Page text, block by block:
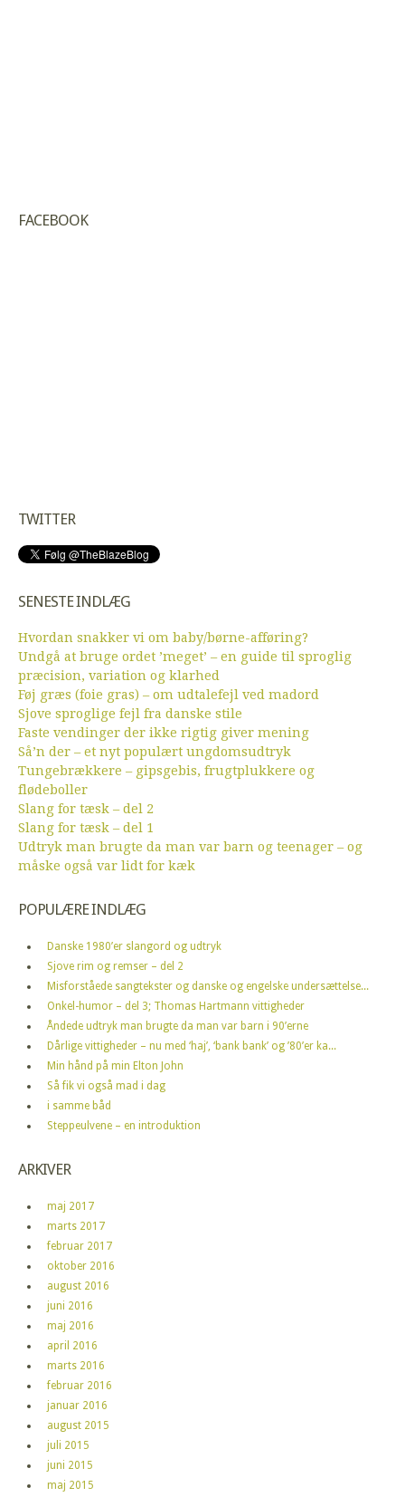
FACEBOOK
TWITTER
SENESTE INDLÆG
Hvordan snakker vi om baby/børne-afføring?
Undgå at bruge ordet ’meget’ – en guide til sproglig
præcision, variation og klarhed
Føj græs (foie gras) – om udtalefejl ved madord
Sjove sproglige fejl fra danske stile
Faste vendinger der ikke rigtig giver mening
Så’n der – et nyt populært ungdomsudtryk
Tungebrækkere – gipsgebis, frugtplukkere og
flødeboller
Slang for tæsk – del 2
Slang for tæsk – del 1
Udtryk man brugte da man var barn og teenager – og
måske også var lidt for kæk
POPULÆRE INDLÆG
Danske 1980’er slangord og udtryk
Sjove rim og remser – del 2
Misforståede sangtekster og danske og engelske undersættelse...
Onkel-humor – del 3; Thomas Hartmann vittigheder
Åndede udtryk man brugte da man var barn i 90’erne
Dårlige vittigheder – nu med ‘haj’, ‘bank bank’ og ’80’er ka...
Min hånd på min Elton John
Så fik vi også mad i dag
i samme båd
Steppeulvene – en introduktion
ARKIVER
maj 2017
marts 2017
februar 2017
oktober 2016
august 2016
juni 2016
maj 2016
april 2016
marts 2016
februar 2016
januar 2016
august 2015
juli 2015
juni 2015
maj 2015